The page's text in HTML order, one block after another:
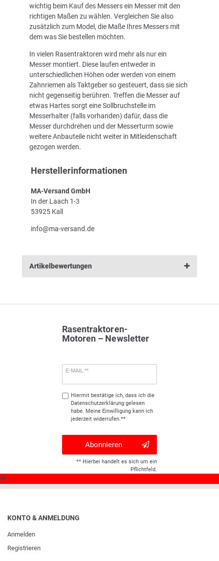
wichtig beim Kauf des Messers ein Messer mit den
richtigen Maßen zu wählen. Vergleichen Sie also
zusätzlich zum Model, die Maße Ihres Messers mit
dem was Sie bestellen möchten.
In vielen Rasentraktoren wird mehr als nur ein
Messer montiert. Diese laufen entweder in
unterschiedlichen Höhen oder werden von einem
Zahnriemen als Taktgeber so gesteuert, dass sie sich
nicht gegenseitig berühren. Treffen die Messer auf
etwas Hartes sorgt eine Sollbruchstelle im
Messerhalter (falls vorhanden) dafür, dass die
Messer durchdrehen und der Messerturm sowie
weitere Anbauteile nicht weiter in Mitleidenschaft
gezogen werden.
Herstellerinformationen
MA-Versand GmbH
In der Laach 1-3
53925 Kall
info@ma-versand.de
Artikelbewertungen
Rasentraktoren-
Motoren – Newsletter
E-MAIL **
Hiermit bestätige ich, dass ich die
Daten­schutz­erklärunggelesen
habe. Meine Einwilligung kann ich
jederzeit widerrufen.**
Abonnieren
** Hierbei handelt es sich um ein
Pflichtfeld.
KONTO & ANMELDUNG
Anmelden
Registrieren